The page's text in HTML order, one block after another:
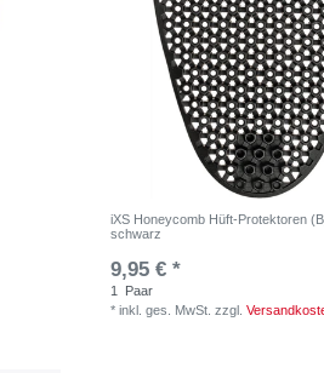
iXS Honeycomb Hüft-Protektoren
schwarz
9,95 € *
1
Paar
*inkl. ges. MwSt. zzgl.